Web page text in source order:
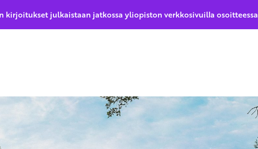
kirjoitukset julkaistaan jatkossa yliopiston verkkosivuilla osoitteessa